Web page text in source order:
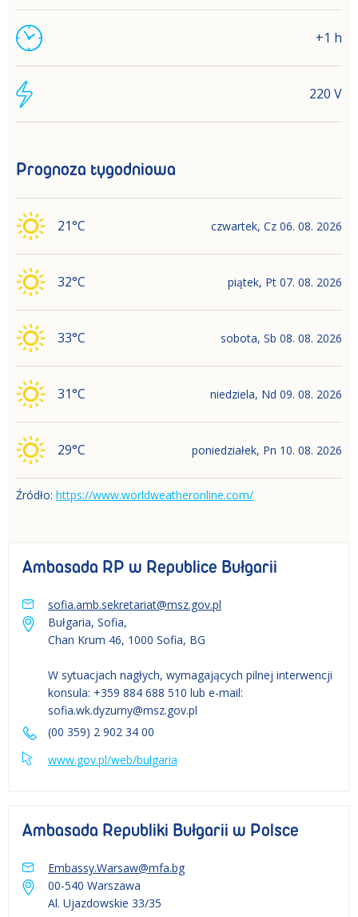
+1 h
220 V
Prognoza tygodniowa
21°C czwartek, Cz 06. 08. 2026
32°C piątek, Pt 07. 08. 2026
33°C sobota, Sb 08. 08. 2026
31°C niedziela, Nd 09. 08. 2026
29°C poniedziałek, Pn 10. 08. 2026
Źródło: https://www.worldweatheronline.com/
Ambasada RP w Republice Bułgarii
sofia.amb.sekretariat@msz.gov.pl
Bułgaria, Sofia,
Chan Krum 46, 1000 Sofia, BG
W sytuacjach nagłych, wymagających pilnej interwencji
konsula: +359 884 688 510 lub e-mail:
sofia.wk.dyzurny@msz.gov.pl
(00 359) 2 902 34 00
www.gov.pl/web/bulgaria
Ambasada Republiki Bułgarii w Polsce
Embassy.Warsaw@mfa.bg
00-540 Warszawa
Al. Ujazdowskie 33/35